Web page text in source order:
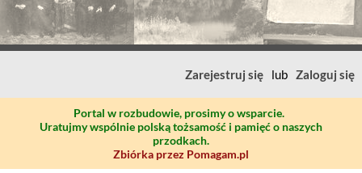
Zarejestruj się lub Zaloguj się
Portal w rozbudowie, prosimy o wsparcie.
Uratujmy wspólnie polską tożsamość i pamięć o naszych
przodkach.
Zbiórka przez Pomagam.pl